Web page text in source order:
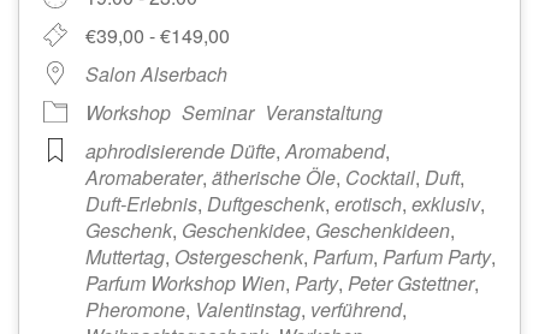
€39,00 - €149,00
Salon Alserbach
Workshop Seminar Veranstaltung
aphrodisierende Düfte,Aromabend,
Aromaberater, ätherische Öle, Cocktail, Duft,
Duft-Erlebnis, Duftgeschenk, erotisch, exklusiv,
Geschenk, Geschenkidee, Geschenkideen,
Muttertag, Ostergeschenk, Parfum, Parfum Party,
Parfum Workshop Wien, Party, Peter Gstettner,
Pheromone, Valentinstag, verführend,